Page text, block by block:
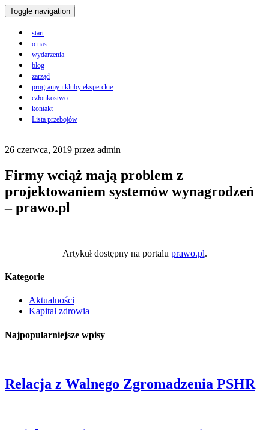
Toggle navigation
start
o nas
wydarzenia
blog
zarząd
programy i kluby eksperckie
członkostwo
kontakt
Lista przebojów
26 czerwca, 2019 przez admin
Firmy wciąż mają problem z
projektowaniem systemów wynagrodzeń
– prawo.pl
Artykuł dostępny na portalu prawo.pl.
Kategorie
Aktualności
Kapitał zdrowia
Najpopularniejsze wpisy
Relacja z Walnego Zgromadzenia PSHR